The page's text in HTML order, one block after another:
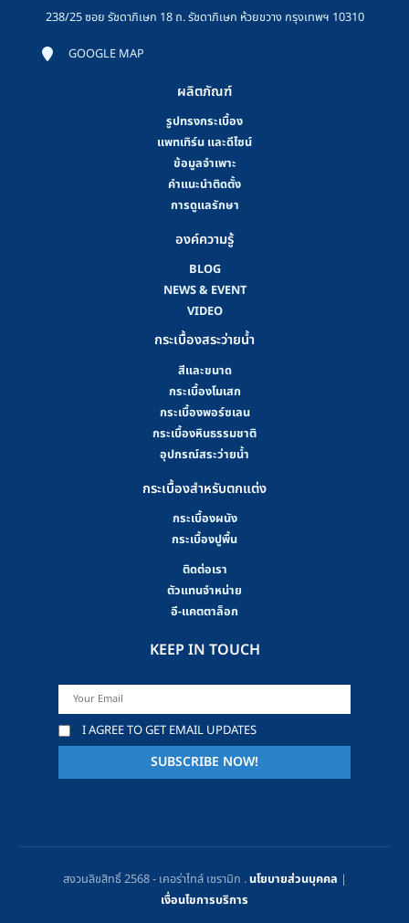
238/25 ซอย รัชดาภิเษก 18 ถ. รัชดาภิเษก ห้วยขวาง กรุงเทพฯ 10310
GOOGLE MAP
ผลิตภัณฑ์
รูปทรงกระเบื้อง
แพทเทิร์น และดีไซน์
ข้อมูลจำเพาะ
คําแนะนําติดตั้ง
การดูแลรักษา
องค์ความรู้
BLOG
NEWS & EVENT
VIDEO
กระเบื้องสระว่ายน้ำ
สีและขนาด
กระเบื้องโมเสก
กระเบื้องพอร์ซเลน
กระเบื้องหินธรรมชาติ
อุปกรณ์สระว่ายน้ำ
กระเบื้องสำหรับตกแต่ง
กระเบื้องผนัง
กระเบื้องปูพื้น
ติดต่อเรา
ตัวแทนจำหน่าย
อี-แคตตาล็อก
KEEP IN TOUCH
I AGREE TO GET EMAIL UPDATES
สงวนลิขสิทธิ์ 2568 - เคอร่าไทล์ เซรามิก .นโยบายส่วนบุคคล |
เงื่อนไขการบริการ